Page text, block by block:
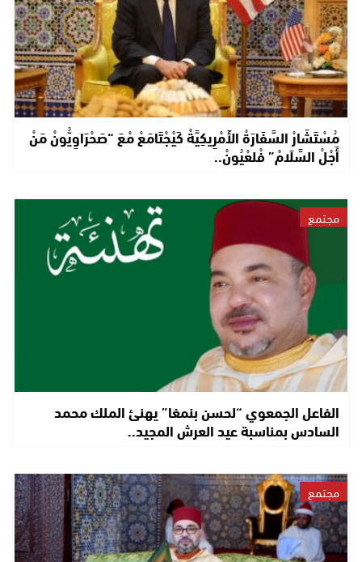
مُسْتَشَارْ السَّفَارَةْ الأَمْرِيكِيَّةْ كَيْجْتَامَعْ مْعَ “صَحْرَاوِيُّونْ مَنْ
أَجْلْ السَّلَامْ” فْلعْيُونْ..
مجتمع
الفاعل الجمعوي “لحسن بنمغا” يهنئ الملك محمد
السادس بمناسبة عيد العرش المجيد..
مجتمع